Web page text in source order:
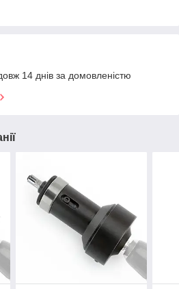
14 днів за домовленістю